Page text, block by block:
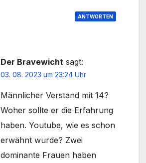
ANTWORTEN
Der Bravewicht sagt:
03. 08. 2023 um 23:24 Uhr
Männlicher Verstand mit 14?
Woher sollte er die Erfahrung
haben. Youtube, wie es schon
erwähnt wurde? Zwei
dominante Frauen haben